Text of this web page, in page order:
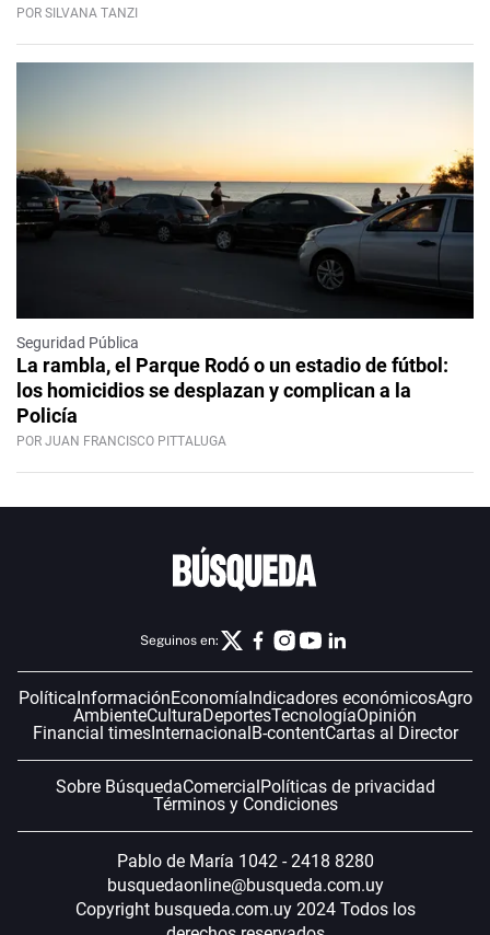
POR SILVANA TANZI
Seguridad Pública
La rambla, el Parque Rodó o un estadio de fútbol:
los homicidios se desplazan y complican a la
Policía
POR JUAN FRANCISCO PITTALUGA
Seguinos en:
Política InformaciónEconomía Indicadores económicosAgro
AmbienteCulturaDeportesTecnologíaOpinión
Financial timesInternacional B-contentCartas al Director
Sobre BúsquedaComercial Políticas de privacidad
Términos y Condiciones
Pablo de María 1042 - 2418 8280
busquedaonline@busqueda.com.uy
Copyright busqueda.com.uy 2024 Todos los